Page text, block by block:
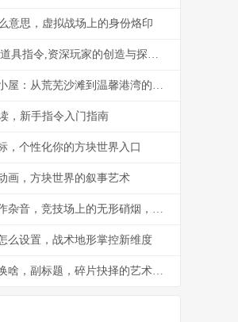
意思，虚拟战场上的身份烙印
标题:我的世界组装道具指令,资深玩家的创造与探索指南
我的世界海边求生小屋：从荒芜沙滩到温馨港湾的建造指南
，新手指令入门指南
，个性化你的方块世界入口
画，方块世界的叙事艺术
和平精英队友有操作杂音，竞技场上的无形硝烟，副标题，听音辨位之外的生存考验
么设置，战术地形掌控新维度
王者更新皮肤碎片换啥，副标题，碎片抉择的艺术与智慧